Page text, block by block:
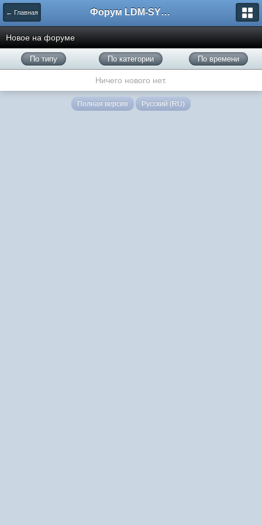
← Главная Форум LDM-SYSTEMS
Новое на форуме
По типу По категории По времени
Ничего нового нет.
Полная версия Русский (RU)